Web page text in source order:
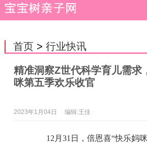
首页> 行业快讯
精准洞察Z世代科学育儿需求
咪第五季欢乐收官
2023年1月04日 编辑:王佳
12月31日，倍恩喜“快乐妈咪